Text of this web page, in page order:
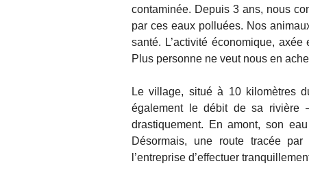
contaminée. Depuis 3 ans, nous
par ces eaux polluées. Nos
santé. L’activité économique,
Plus personne ne veut nous en
Le village, situé à 10 kilomètres
également le débit de sa rivière
drastiquement. En amont, son
Désormais, une route tracée
l’entreprise d’effectuer